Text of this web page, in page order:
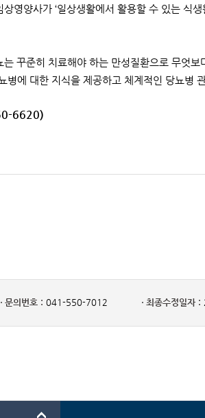
영양사가 ‘일상생활에서 활용할 수 있는 식
는 꾸준히 치료해야 하는 만성질환으로 무엇
병에 대한 지식을 제공하고 체계적인 당뇨병
6620)
문의번호 : 041-550-7012 최종수정일자 :